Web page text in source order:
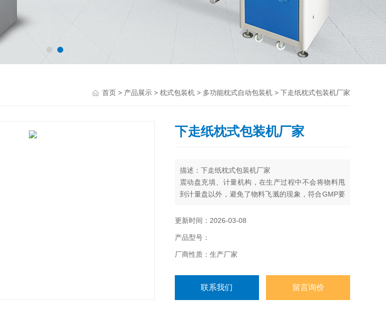
首页 > 产品展示 > 枕式包装机 > 多功能枕式自动包装机 > 下走纸枕式包装机厂家
下走纸枕式包装机厂家
描述：下走纸枕式包装机厂家
震动盘充填、计量机构，在生产过程中不会将物料甩
到计量盘以外，避免了物料飞溅的现象，符合GMP要
刮料现象，避免了物料颗粒破损。
更新时间：2026-03-08
产品型号：
厂商性质：生产厂家
联系我们 留言询价